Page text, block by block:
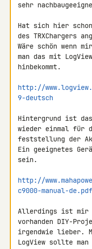
sehr
Hat sich hier
des TRXChargers
Wäre schön wenn
man das mit LogView
hinbekommt.
http://
9-deutsch
Hintergrund ist
wieder einmal für
feststellung der
Ein geeignetes
sein.
http://
c9000-manual-de.pdf
Allerdings ist mir
vorhanden DIY-
irgendwie lieber.
LogView sollte man